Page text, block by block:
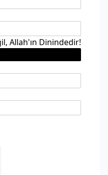
Allah'ın Dinindedir!